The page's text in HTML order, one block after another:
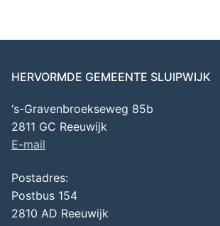
HERVORMDE GEMEENTE SLUIPWIJK
‘s-Gravenbroekseweg 85b
2811 GC Reeuwijk
E-mail
Postadres:
Postbus 154
2810 AD Reeuwijk